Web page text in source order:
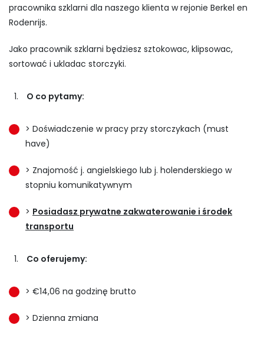
pracownika szklarni dla naszego klienta w rejonie Berkel en
Rodenrijs.
Jako pracownik szklarni będziesz sztokowac, klipsowac,
sortować i ukladac storczyki.
O co pytamy:
> Doświadczenie w pracy przy storczykach (must
have)
> Znajomość j. angielskiego lub j. holenderskiego w
stopniu komunikatywnym
> Posiadasz prywatne zakwaterowanie i środek
transportu
Co oferujemy:
> €14,06 na godzinę brutto
> Dzienna zmiana